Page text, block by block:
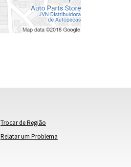
Trocar de Região
Relatar um Problema